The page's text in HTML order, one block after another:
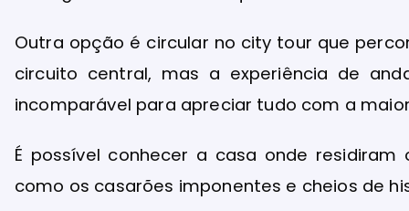
Outra opção é circular no city tour que
circuito central, mas a experiência de
incomparável para apreciar tudo com a
É possível conhecer a casa onde
como os casarões imponentes e cheios de